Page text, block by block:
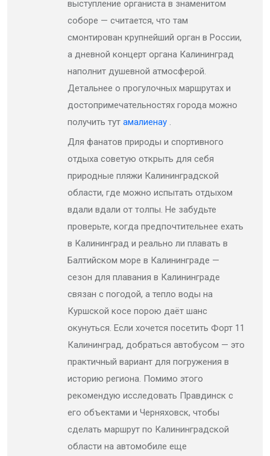
выступление органиста в знаменитом
соборе — считается, что там
смонтирован крупнейший орган в России,
а дневной концерт органа Калининград
наполнит душевной атмосферой.
Детальнее о прогулочных маршрутах и
достопримечательностях города можно
получить тут амалиенау .
Для фанатов природы и спортивного
отдыха советую открыть для себя
природные пляжи Калининградской
области, где можно испытать отдыхом
вдали вдали от толпы. Не забудьте
проверьте, когда предпочтительнее ехать
в Калининград и реально ли плавать в
Балтийском море в Калининграде —
сезон для плавания в Калининграде
связан с погодой, а тепло воды на
Куршской косе порою даёт шанс
окунуться. Если хочется посетить Форт 11
Калининград, добраться автобусом — это
практичный вариант для погружения в
историю региона. Помимо этого
рекомендую исследовать Правдинск с
его объектами и Черняховск, чтобы
сделать маршрут по Калининградской
области на автомобиле еще